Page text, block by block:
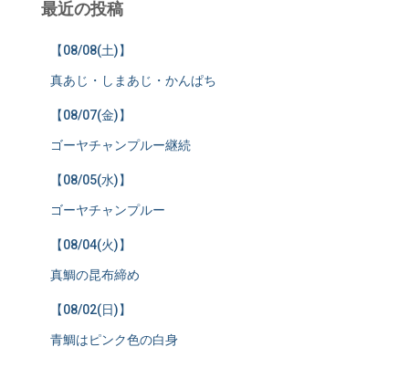
最近の投稿
【08/08(土)】
真あじ・しまあじ・かんぱち
【08/07(金)】
ゴーヤチャンプルー継続
【08/05(水)】
ゴーヤチャンプルー
【08/04(火)】
真鯛の昆布締め
【08/02(日)】
青鯛はピンク色の白身